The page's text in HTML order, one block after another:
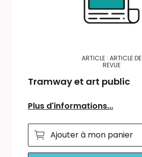
ARTICLE : ARTICLE DE
REVUE
Tramway et art public
Plus d'informations...
Ajouter à mon panier